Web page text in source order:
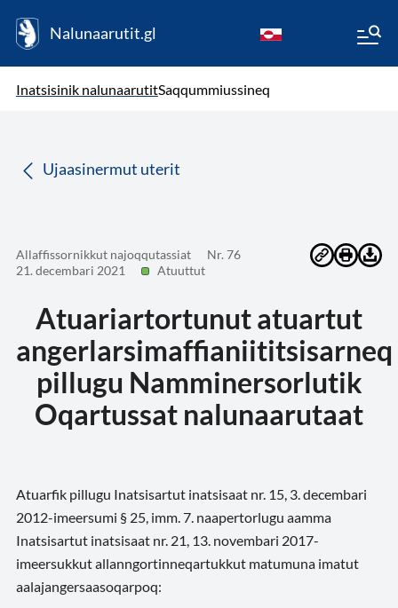
Nalunaarutit.gl
Inatsisinik nalunaarutitSaqqummiussineq
Ujaasinermut uterit
Allaffissornikkut najoqqutassiat
Nr. 76
21. decembari 2021
Atuuttut
Atuariartortunut atuartut
angerlarsimaffianiititsisarneq
pillugu Namminersorlutik
Oqartussat nalunaarutaat
Atuarfik pillugu Inatsisartut inatsisaat nr. 15, 3. decembari
2012-imeersumi § 25, imm. 7. naapertorlugu aamma
Inatsisartut inatsisaat nr. 21, 13. novembari 2017-
imeersukkut allanngortinneqartukkut matumuna imatut
aalajangersaasoqarpoq: